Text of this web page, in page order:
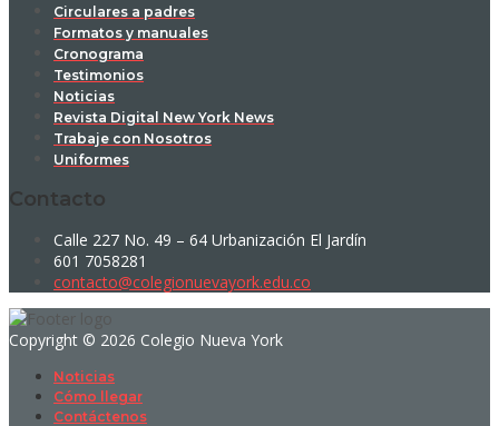
Circulares a padres
Formatos y manuales
Cronograma
Testimonios
Noticias
Revista Digital New York News
Trabaje con Nosotros
Uniformes
Contacto
Calle 227 No. 49 – 64 Urbanización El Jardín
601 7058281
contacto@colegionuevayork.edu.co
Copyright © 2026 Colegio Nueva York
Noticias
Cómo llegar
Contáctenos